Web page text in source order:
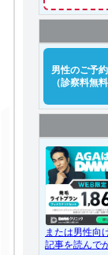
男性のご予
（診察料無料
または男性向
記事を読んで